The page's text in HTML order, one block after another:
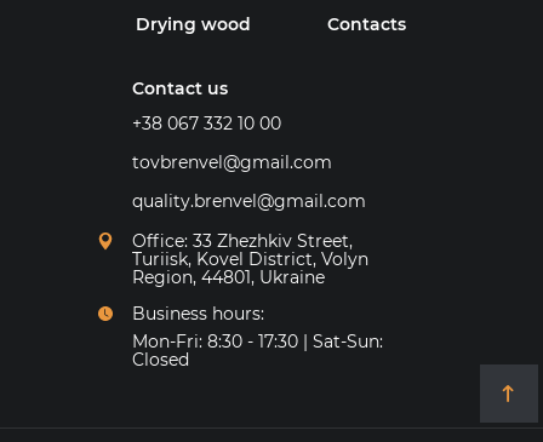
Drying wood
Contacts
Contact us
+38 067 332 10 00
tovbrenvel@gmail.com
quality.brenvel@gmail.com
Office: 33 Zhezhkiv Street,
Turiisk, Kovel District, Volyn
Region, 44801, Ukraine
Business hours:
Mon-Fri: 8:30 - 17:30 | Sat-Sun:
Closed